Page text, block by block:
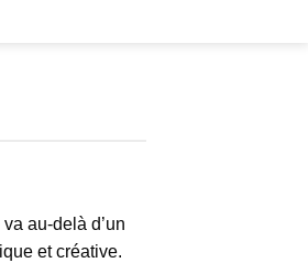
au-delà d’un
et créative.